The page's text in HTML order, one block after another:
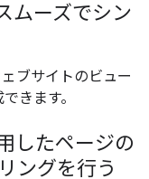
ムーズでシン
ブサイトのビュー
きます。
したページの
ングを行う